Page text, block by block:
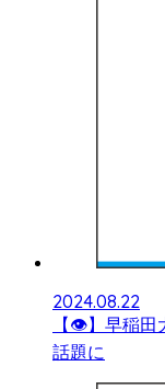
2024.08.22
【👁】早稲田
話題に